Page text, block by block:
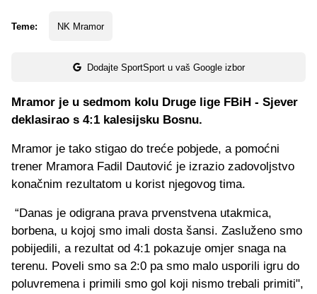
Teme: NK Mramor
Dodajte SportSport u vaš Google izbor
Mramor je u sedmom kolu Druge lige FBiH - Sjever
deklasirao s 4:1 kalesijsku Bosnu.
Mramor je tako stigao do treće pobjede, a pomoćni
trener Mramora Fadil Dautović je izrazio zadovoljstvo
konačnim rezultatom u korist njegovog tima.
“Danas je odigrana prava prvenstvena utakmica,
borbena, u kojoj smo imali dosta šansi. Zasluženo smo
pobijedili, a rezultat od 4:1 pokazuje omjer snaga na
terenu. Poveli smo sa 2:0 pa smo malo usporili igru do
poluvremena i primili smo gol koji nismo trebali primiti",